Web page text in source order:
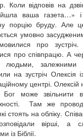
Коли відповів на
ваша газета…» і
порцію бруду. Але
умовно
про зустріч.
про співпрацю. А
людьми, залежними
на зустріч Олексія
центрі.
може звільнити
Там же
стоять на обліку.
вірші, а
із Біблії.